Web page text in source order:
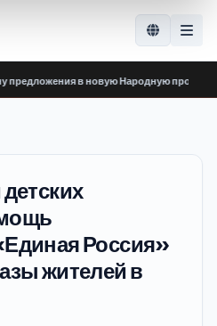
в новую Народную программу
Россия»
жителей в